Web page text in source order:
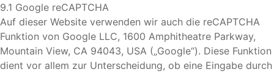
9.1 Google reCAPTCHA
Auf dieser Website verwenden wir auch die reCAPTCHA
Funktion von Google LLC, 1600 Amphitheatre Parkway,
Mountain View, CA 94043, USA („Google“). Diese Funktion
dient vor allem zur Unterscheidung, ob eine Eingabe durch